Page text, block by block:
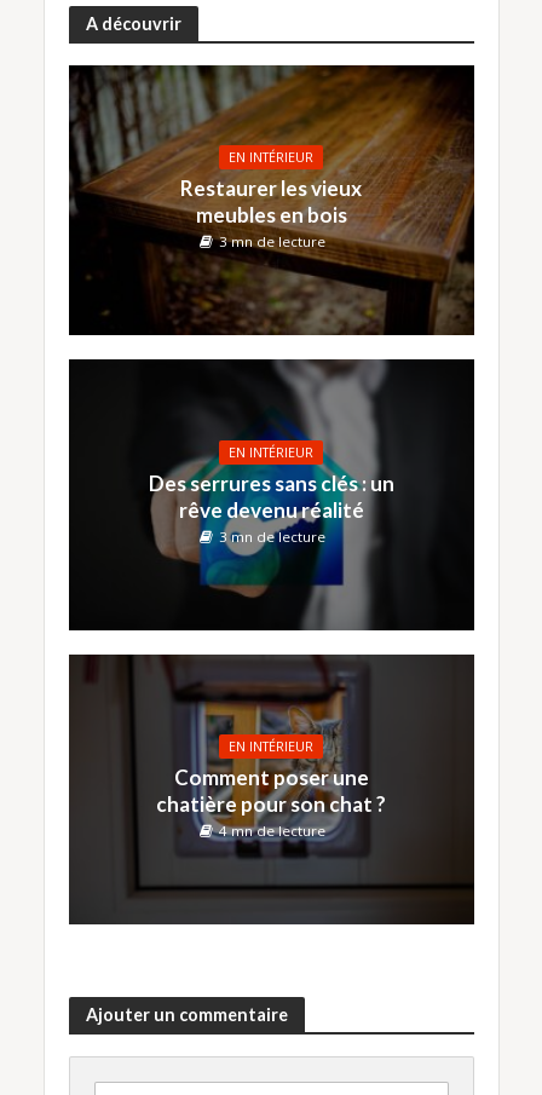
A découvrir
EN INTÉRIEUR
Restaurer les vieux
meubles en bois
3 mn de lecture
EN INTÉRIEUR
Des serrures sans clés : un
rêve devenu réalité
3 mn de lecture
EN INTÉRIEUR
Comment poser une
chatière pour son chat ?
4 mn de lecture
Ajouter un commentaire